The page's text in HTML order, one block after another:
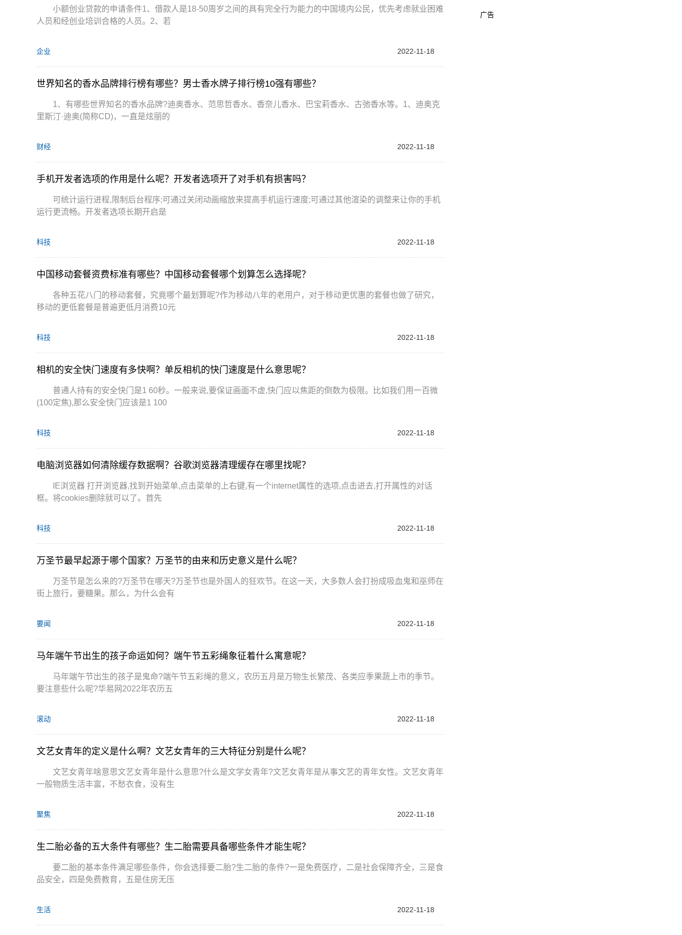
小额创业贷款的申请条件1、借款人是18-50周岁之间的具有完全行为能力的中国境内公民，优先考虑就业困难
人员和经创业培训合格的人员。2、若
企业 2022-11-18
世界知名的香水品牌排行榜有哪些？男士香水牌子排行榜10强有哪些？
1、有哪些世界知名的香水品牌?迪奥香水、范思哲香水、香奈儿香水、巴宝莉香水、古弛香水等。1、迪奥克
里斯汀·迪奥(简称CD)，一直是炫丽的
财经 2022-11-18
手机开发者选项的作用是什么呢？开发者选项开了对手机有损害吗？
可统计运行进程,限制后台程序;可通过关闭动画缩放来提高手机运行速度;可通过其他渲染的调整来让你的手机
运行更流畅。开发者选项长期开启是
科技 2022-11-18
中国移动套餐资费标准有哪些？中国移动套餐哪个划算怎么选择呢？
各种五花八门的移动套餐，究竟哪个最划算呢?作为移动八年的老用户，对于移动更优惠的套餐也做了研究，
移动的更低套餐是普遍更低月消费10元
科技 2022-11-18
相机的安全快门速度有多快啊？单反相机的快门速度是什么意思呢？
普通人持有的安全快门是1 60秒。一般来说,要保证画面不虚,快门应以焦距的倒数为极限。比如我们用一百微
(100定焦),那么安全快门应该是1 100
科技 2022-11-18
电脑浏览器如何清除缓存数据啊？谷歌浏览器清理缓存在哪里找呢？
IE浏览器 打开浏览器,找到开始菜单,点击菜单的上右键,有一个internet属性的选项,点击进去,打开属性的对话
框。将cookies删除就可以了。首先
科技 2022-11-18
万圣节最早起源于哪个国家？万圣节的由来和历史意义是什么呢？
万圣节是怎么来的?万圣节在哪天?万圣节也是外国人的狂欢节。在这一天，大多数人会打扮成吸血鬼和巫师在
街上旅行，要糖果。那么，为什么会有
要闻 2022-11-18
马年端午节出生的孩子命运如何？端午节五彩绳象征着什么寓意呢？
马年端午节出生的孩子是鬼命?端午节五彩绳的意义，农历五月是万物生长繁茂、各类应季果蔬上市的季节。
要注意些什么呢?华易网2022年农历五
滚动 2022-11-18
文艺女青年的定义是什么啊？文艺女青年的三大特征分别是什么呢？
文艺女青年啥意思文艺女青年是什么意思?什么是文学女青年?文艺女青年是从事文艺的青年女性。文艺女青年
一般物质生活丰富，不愁衣食，没有生
聚焦 2022-11-18
生二胎必备的五大条件有哪些？生二胎需要具备哪些条件才能生呢？
要二胎的基本条件满足哪些条件，你会选择要二胎?生二胎的条件?一是免费医疗，二是社会保障齐全，三是食
品安全，四是免费教育，五是住房无压
生活 2022-11-18
广告